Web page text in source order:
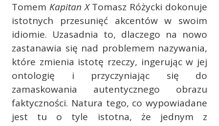
Tomem Kapitan XTomasz Różycki dokonuje
istotnych przesunięć akcentów w swoim
idiomie. Uzasadnia to, dlaczego na nowo
zastanawia się nad problemem nazywania,
które zmienia istotę rzeczy, ingerując w jej
ontologię i przyczyniając się do
zamaskowania autentycznego obrazu
faktyczności. Natura tego, co wypowiadane
jest tu o tyle istotna, że jednym z